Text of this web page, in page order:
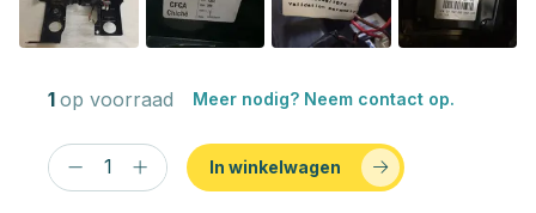
1 op voorraad Meer nodig? Neem contact op.
In winkelwagen